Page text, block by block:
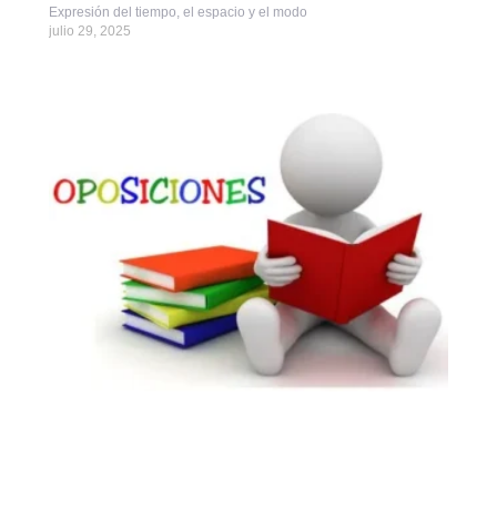
Expresión del tiempo, el espacio y el modo
julio 29, 2025